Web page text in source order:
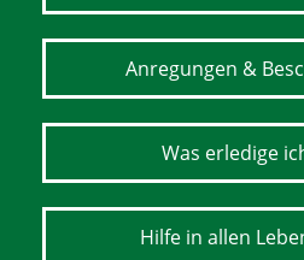
Anregungen &
Was erledige
Hilfe in allen